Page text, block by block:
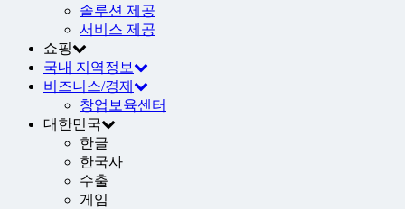
솔루션 제공
서비스 제공
쇼핑
국내 지역정보
비즈니스/경제
창업보육센터
대한민국
한글
한국사
수출
게임